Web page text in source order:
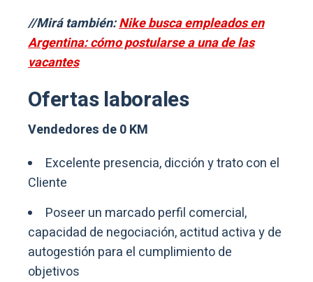
//Mirá también:Nike busca empleados en
Argentina: cómo postularse a una de las
vacantes
Ofertas laborales
Vendedores de 0 KM
Excelente presencia, dicción y trato con el
Cliente
Poseer un marcado perfil comercial,
capacidad de negociación, actitud activa y de
autogestión para el cumplimiento de
objetivos